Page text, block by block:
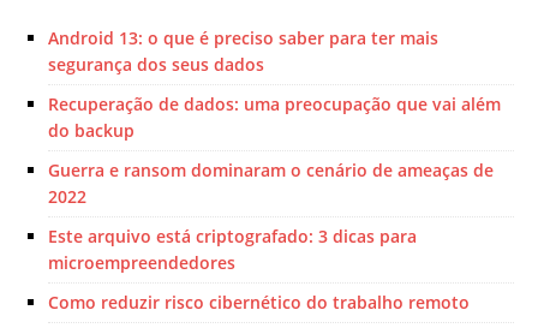
Android 13: o que é preciso saber para ter mais
segurança dos seus dados
Recuperação de dados: uma preocupação que vai além
do backup
Guerra e ransom dominaram o cenário de ameaças de
2022
Este arquivo está criptografado: 3 dicas para
microempreendedores
Como reduzir risco cibernético do trabalho remoto